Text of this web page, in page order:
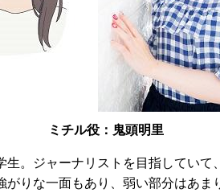
ミチル役：鬼頭明里
。ジャーナリストを目指していて
りな一面もあり、弱い部分はあま